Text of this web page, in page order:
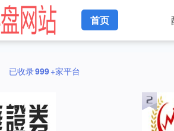
首页
已收录999+家平台